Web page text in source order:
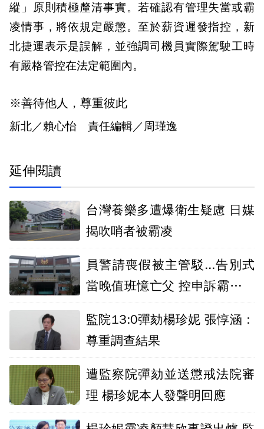
縱」原則積極釐清事實。若確認有管理失當或霸
凌情事，將依規定嚴懲。至於薪資遲發指控，新
北捷運表示是誤解，並強調司機員實際駕駛工時
有嚴格管控在法定範圍內。
※善待他人，尊重彼此
新北／賴心怡 責任編輯／周瑾逸
延伸閱讀
台灣養樂多遭爆衛生疑慮 日媒
揭吹哨者被霸凌
員警請喪假被主管駁...告別式
當晚值班憶亡父 控申訴霸凌卻
監院13:0彈劾楊珍妮 張惇涵：
尊重調查結果
遭監察院彈劾並送懲戒法院審
理 楊珍妮本人發聲明回應